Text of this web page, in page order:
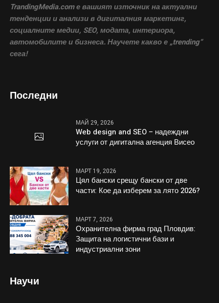
TrandingMedia.com е вашият източник на актуални
тенденции и анализи в дигиталния маркетинг,
социалните медии, SEO, модата, интериора,
автомобилите и бизнеса. Научете какво е „trending“
сега!
Последни
МАЙ 29, 2026
Web design and SEO – надеждни
услуги от дигитална агенция Висео
МАРТ 19, 2026
Цял бански срещу бански от две
части: Кое да изберем за лято 2026?
МАРТ 7, 2026
Охранителна фирма град Пловдив:
Защита на логистични бази и
индустриални зони
Научи